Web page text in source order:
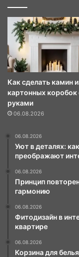
Как сделать камин
картонных коробок
руками
06.08.2026
06.08.2026
Уют в деталях:
преображают
06.08.2026
Принцип
гармонию
06.08.2026
Фитодизайн в
квартире
06.08.2026
Корзина для